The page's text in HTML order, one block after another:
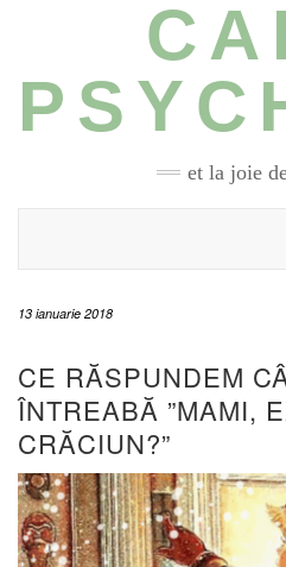
et la joie
13 ianuarie 2018
CE RĂSPUNDEM
ÎNTREABĂ ”MAMI,
CRĂCIUN?”